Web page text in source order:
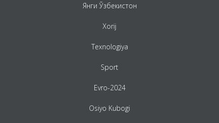
Янги Ўзбекистон
Xorij
Texnologiya
Sport
Evro-2024
Osiyo Kubogi